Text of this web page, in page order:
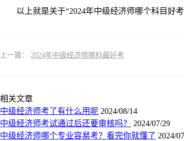
以上就是关于“2024年中级经济师哪个科目好考
上一篇： 2024年中级经济师哪科最好考
相关文章
中级经济师考了有什么用呢 2024/08/14
中级经济师考试通过后还要审核吗？
2024/07/29
中级经济师哪个专业容易考？看完你就懂了 2024/